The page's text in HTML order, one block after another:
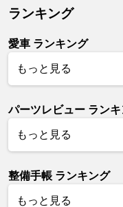
ランキング
愛車 ランキング
もっと見る
パーツレビュー ラン
もっと見る
整備手帳 ランキング
もっと見る